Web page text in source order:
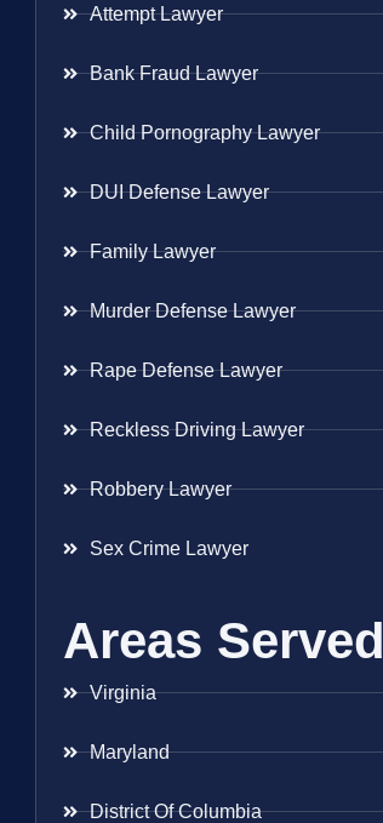
Attempt Lawyer
Bank Fraud Lawyer
Child Pornography Lawyer
DUI Defense Lawyer
Family Lawyer
Murder Defense Lawyer
Rape Defense Lawyer
Reckless Driving Lawyer
Robbery Lawyer
Sex Crime Lawyer
Areas Served
Virginia
Maryland
District Of Columbia